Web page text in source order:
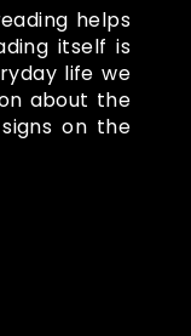
helps
itself is
life we
about the
on the